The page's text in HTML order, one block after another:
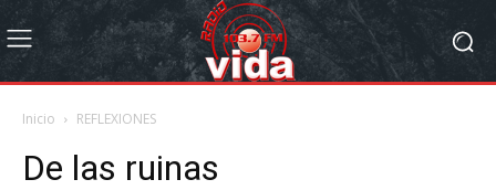
Inicio REFLEXIONES
De las ruinas